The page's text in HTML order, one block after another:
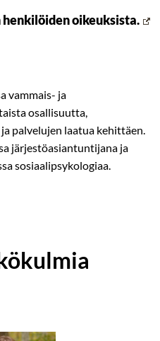
oikeuksista.
vammais- ja
osallisuutta,
palvelujen laatua kehittäen.
järjestöasiantuntijana ja
sosiaalipsykologiaa.